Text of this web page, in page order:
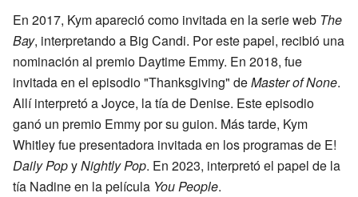
En 2017, Kym apareció como invitada en la serie web The
Bay, interpretando a Big Candi. Por este papel, recibió una
nominación al premio Daytime Emmy. En 2018, fue
invitada en el episodio "Thanksgiving" deMaster of None.
Allí interpretó a Joyce, la tía de Denise. Este episodio
ganó un premio Emmy por su guion. Más tarde, Kym
Whitley fue presentadora invitada en los programas de E!
Daily PopyNightly Pop. En 2023, interpretó el papel de la
tía Nadine en la película You People.